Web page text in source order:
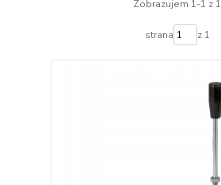
Zobrazujem 1-1 z 1
strana z 1